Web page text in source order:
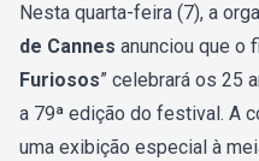
Nesta quarta-feira (7), a
de Cannes anunciou que o
Furiosos” celebrará os 25
a 79ª edição do festival. A
uma exibição especial à